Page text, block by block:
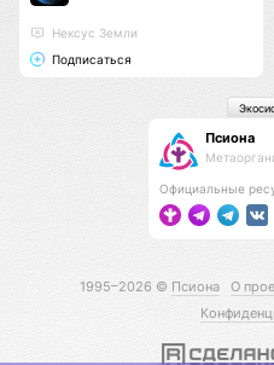
Нексус Земли
Подписаться
Псиона
Официальные
1995–2026 © Псиона О